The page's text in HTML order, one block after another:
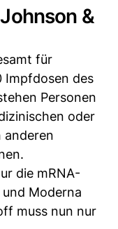
&
für
Impfdosen des
Personen
oder
anderen
die mRNA-
Moderna
muss nun nur